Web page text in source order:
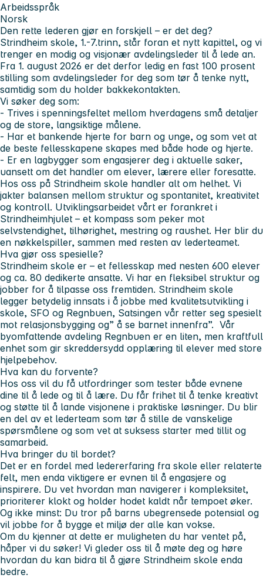
Arbeidsspråk
Norsk
Den rette lederen gjør en forskjell – er det deg?
Strindheim skole, 1.-7.trinn, står foran et nytt kapittel, og vi
trenger en modig og visjonær avdelingsleder til å lede an.
Fra 1. august 2026 er det derfor ledig en fast 100 prosent
stilling som avdelingsleder for deg som tør å tenke nytt,
samtidig som du holder bakkekontakten.
Vi søker deg som:
- Trives i spenningsfeltet mellom hverdagens små detaljer
og de store, langsiktige målene.
- Har et bankende hjerte for barn og unge, og som vet at
de beste fellesskapene skapes med både hode og hjerte.
- Er en lagbygger som engasjerer deg i aktuelle saker,
uansett om det handler om elever, lærere eller foresatte.
Hos oss på Strindheim skole handler alt om helhet. Vi
jakter balansen mellom struktur og spontanitet, kreativitet
og kontroll. Utviklingsarbeidet vårt er forankret i
Strindheimhjulet – et kompass som peker mot
selvstendighet, tilhørighet, mestring og raushet. Her blir du
en nøkkelspiller, sammen med resten av lederteamet.
Hva gjør oss spesielle?
Strindheim skole er – et fellesskap med nesten 600 elever
og ca. 80 dedikerte ansatte. Vi har en fleksibel struktur og
jobber for å tilpasse oss fremtiden. Strindheim skole
legger betydelig innsats i å jobbe med kvalitetsutvikling i
skole, SFO og Regnbuen, Satsingen vår retter seg spesielt
mot relasjonsbygging og” å se barnet innenfra”. Vår
byomfattende avdeling Regnbuen er en liten, men kraftfull
enhet som gir skreddersydd opplæring til elever med store
hjelpebehov.
Hva kan du forvente?
Hos oss vil du få utfordringer som tester både evnene
dine til å lede og til å lære. Du får frihet til å tenke kreativt
og støtte til å lande visjonene i praktiske løsninger. Du blir
en del av et lederteam som tør å stille de vanskelige
spørsmålene og som vet at suksess starter med tillit og
samarbeid.
Hva bringer du til bordet?
Det er en fordel med ledererfaring fra skole eller relaterte
felt, men enda viktigere er evnen til å engasjere og
inspirere. Du vet hvordan man navigerer i kompleksitet,
prioriterer klokt og holder hodet kaldt når tempoet øker.
Og ikke minst: Du tror på barns ubegrensede potensial og
vil jobbe for å bygge et miljø der alle kan vokse.
Om du kjenner at dette er muligheten du har ventet på,
håper vi du søker! Vi gleder oss til å møte deg og høre
hvordan du kan bidra til å gjøre Strindheim skole enda
bedre.